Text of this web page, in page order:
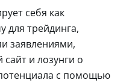
себя как
для трейдинга,
заявлениями,
и лозунги о
с помощью